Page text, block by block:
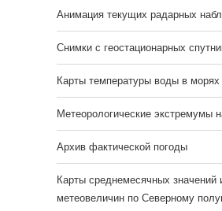
Анимация текущих радарных
Cнимки с геостационарных
Карты температуры воды в морях
Метеорологические экстремумы
Архив фактической погоды
Карты среднемесячных значений
метеовеличин по Северному